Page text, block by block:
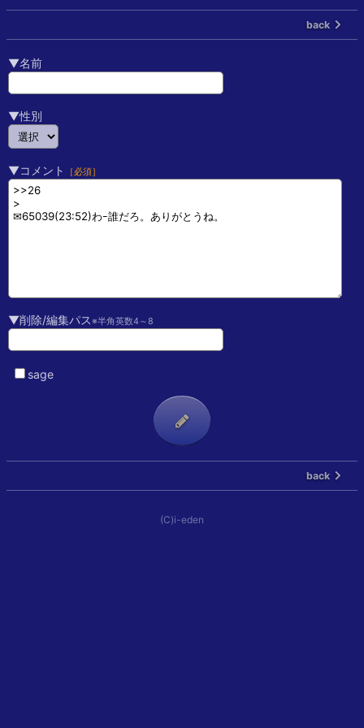
back
▼名前
▼性別
▼コメント ［必須］
▼削除/編集パス※半角英数4～8
sage
back
(C)i-eden